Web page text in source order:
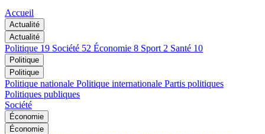
Accueil
Actualité
Actualité
Politique 19 Société 52 Économie 8 Sport 2 Santé 10
Politique
Politique
Politique nationale Politique internationale Partis politiques
Politiques publiques
Société
Économie
Économie